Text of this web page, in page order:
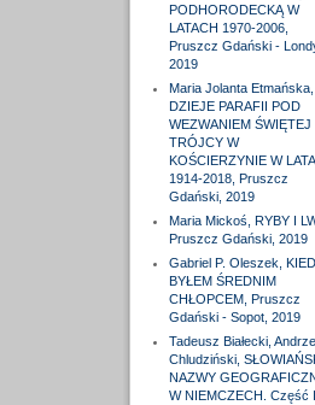
PODHORODECKĄ W
LATACH 1970-2006,
Pruszcz Gdański -
2019
Maria Jolanta Etmańska,
DZIEJE PARAFII POD
WEZWANIEM ŚWIĘTEJ
TRÓJCY W
KOŚCIERZYNIE W
1914-2018, Pruszcz
Gdański, 2019
Maria Mickoś, RYBY I
Pruszcz Gdański, 2019
Gabriel P. Oleszek,
BYŁEM ŚREDNIM
CHŁOPCEM, Pruszcz
Gdański - Sopot, 2019
Tadeusz Białecki,
Chludziński,
NAZWY
W NIEMCZECH. Część